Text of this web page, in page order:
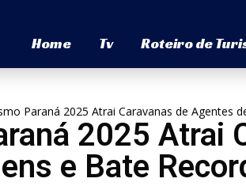
Home Tv Roteiro de
Paraná 2025 Atrai Caravanas de Agentes
2025 Atrai
e Bate